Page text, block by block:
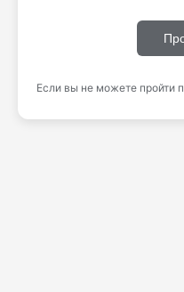
Если вы не можете пройти